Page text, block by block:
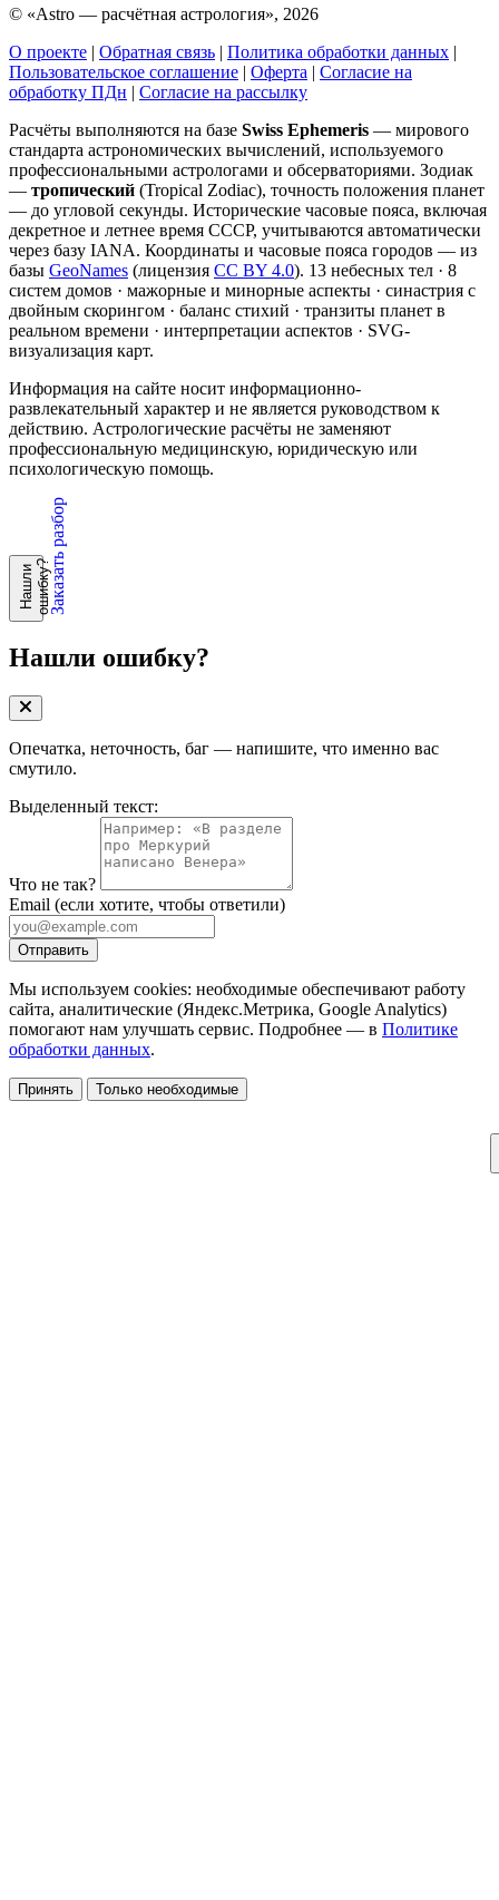
© «Astro — расчётная астрология», 2026
О проекте | Обратная связь | Политика обработки данных |
Пользовательское соглашение | Оферта | Согласие на
обработку ПДн | Согласие на рассылку
Расчёты выполняются на базе Swiss Ephemeris — мирового
стандарта астрономических вычислений, используемого
профессиональными астрологами и обсерваториями. Зодиак
— тропический (Tropical Zodiac), точность положения планет
— до угловой секунды. Исторические часовые пояса, включая
декретное и летнее время СССР, учитываются автоматически
через базу IANA. Координаты и часовые пояса городов — из
базы GeoNames (лицензия CC BY 4.0). 13 небесных тел · 8
систем домов · мажорные и минорные аспекты · синастрия с
двойным скорингом · баланс стихий · транзиты планет в
реальном времени · интерпретации аспектов · SVG-
визуализация карт.
Информация на сайте носит информационно-
развлекательный характер и не является руководством к
действию. Астрологические расчёты не заменяют
профессиональную медицинскую, юридическую или
психологическую помощь.
Н
а
ш
л
и
о
ш
и
б
к
у?Заказать разбор
Нашли ошибку?
Опечатка, неточность, баг — напишите, что именно вас
смутило.
Выделенный текст:
Что не так?
Email (если хотите, чтобы ответили)
Отправить
Мы используем cookies: необходимые обеспечивают работу
сайта, аналитические (Яндекс.Метрика, Google Analytics)
помогают нам улучшать сервис. Подробнее — в Политике
обработки данных.
Принять Только необходимые